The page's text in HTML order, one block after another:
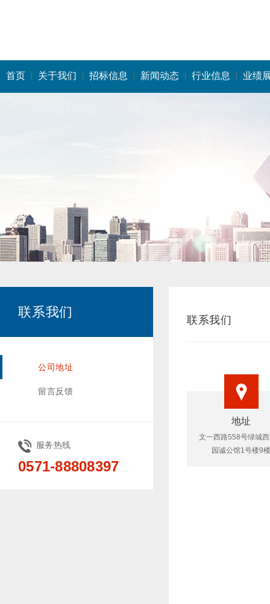
首页 关于我们 招标信息 新闻动态 行业信息 业绩
联系我们
公司地址
留言反馈
服务热线
0571-88808397
联系我们
地址
文一西路558号绿城
园诚公馆1号楼9楼